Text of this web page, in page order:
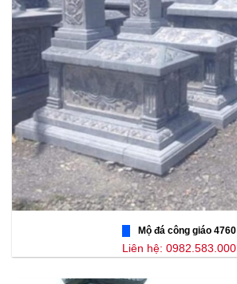
Mộ đá công giáo 4760
Liên hệ: 0982.583.000